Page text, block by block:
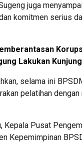
juga
komitmen serius
Lakukan
selama ini
pelatihan
Kepala Pusat
Kepemimpinan